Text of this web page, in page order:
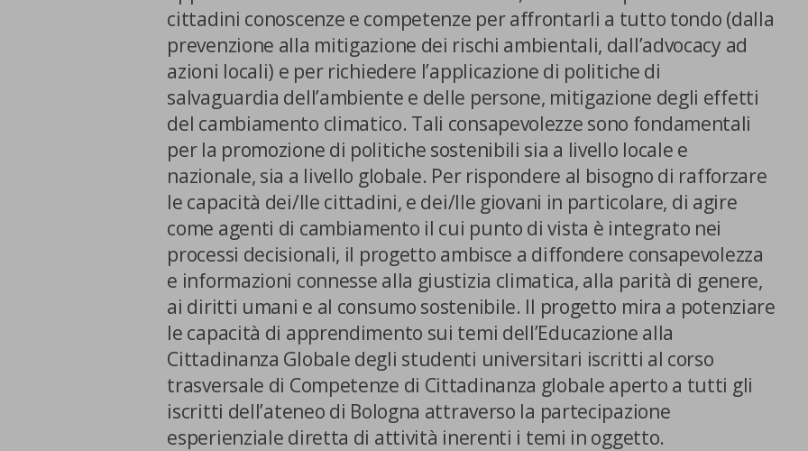
Cookie di marketing
Cookie di terze parti
CONFERMA LE MIE SCELTE
cittadini conoscenze e competenze per affrontarli a tutto tondo (dalla
prevenzione alla mitigazione dei rischi ambientali, dall’advocacy ad
azioni locali) e per richiedere l’applicazione di politiche di
salvaguardia dell’ambiente e delle persone, mitigazione degli effetti
del cambiamento climatico. Tali consapevolezze sono fondamentali
per la promozione di politiche sostenibili sia a livello locale e
nazionale, sia a livello globale. Per rispondere al bisogno di rafforzare
le capacità dei/lle cittadini, e dei/lle giovani in particolare, di agire
come agenti di cambiamento il cui punto di vista è integrato nei
processi decisionali, il progetto ambisce a diffondere consapevolezza
e informazioni connesse alla giustizia climatica, alla parità di genere,
ai diritti umani e al consumo sostenibile. Il progetto mira a potenziare
le capacità di apprendimento sui temi dell’Educazione alla
Cittadinanza Globale degli studenti universitari iscritti al corso
trasversale di Competenze di Cittadinanza globale aperto a tutti gli
iscritti dell’ateneo di Bologna attraverso la partecipazione
esperienziale diretta di attività inerenti i temi in oggetto.